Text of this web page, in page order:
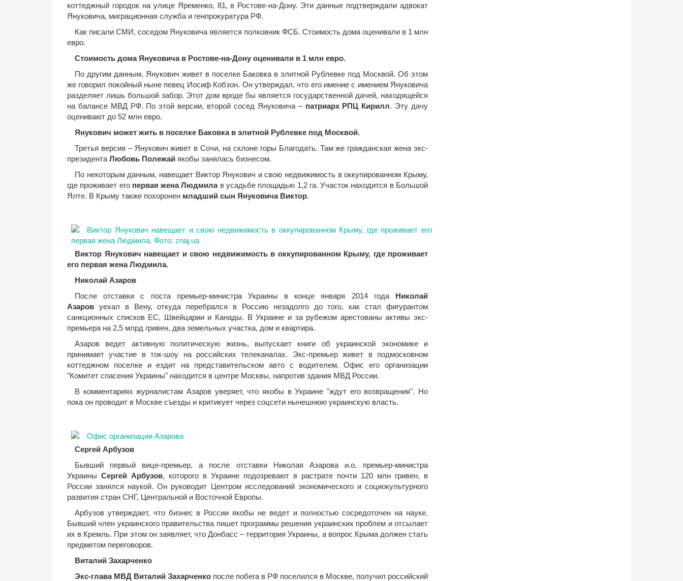
коттеджный городок на улице Яременко, 81, в Ростове-на-Дону. Эти данные подтверждали адвокат
Януковича, миграционная служба и генпрокуратура РФ.
Как писали СМИ, соседом Януковича является полковник ФСБ. Стоимость дома оценивали в 1 млн
евро.
Стоимость дома Януковича в Ростове-на-Дону оценивали в 1 млн евро.
По другим данным, Янукович живет в поселке Баковка в элитной Рублевке под Москвой. Об этом
же говорил покойный ныне певец Иосиф Кобзон. Он утверждал, что его имение с имением Януковича
разделяет лишь большой забор. Этот дом вроде бы является государственной дачей, находящейся
на балансе МВД РФ. По этой версии, второй сосед Януковича – патриарх РПЦ Кирилл. Эту дачу
оценивают до 52 млн евро.
Янукович может жить в поселке Баковка в элитной Рублевке под Москвой.
Третья версия – Янукович живет в Сочи, на склоне горы Благодать. Там же гражданская жена экс-
президента Любовь Полежай якобы занялась бизнесом.
По некоторым данным, навещает Виктор Янукович и свою недвижимость в оккупированном Крыму,
где проживает его первая жена Людмилав усадьбе площадью 1,2 га. Участок находится в Большой
Ялте. В Крыму также похоронен младший сын Януковича Виктор.
Виктор Янукович навещает и свою недвижимость в оккупированном Крыму, где проживает
его первая жена Людмила.
Николай Азаров
После отставки с поста премьер-министра Украины в конце января 2014 года Николай
Азаров уехал в Вену, откуда перебрался в Россию незадолго до того, как стал фигурантом
санкционных списков ЕС, Швейцарии и Канады. В Украине и за рубежом арестованы активы экс-
премьера на 2,5 млрд гривен, два земельных участка, дом и квартира.
Азаров ведет активную политическую жизнь, выпускает книги об украинской экономике и
принимает участие в ток-шоу на российских телеканалах. Экс-премьер живет в подмосковном
коттеджном поселке и ездит на представительском авто с водителем. Офис его организации
"Комитет спасения Украины" находится в центре Москвы, напротив здания МВД России.
В комментариях журналистам Азаров уверяет, что якобы в Украине "ждут его возвращения". Но
пока он проводит в Москве съезды и критикует через соцсети нынешнюю украинскую власть.
Сергей Арбузов
Бывший первый вице-премьер, а после отставки Николая Азарова и.о. премьер-министра
Украины Сергей Арбузов, которого в Украине подозревают в растрате почти 120 млн гривен, в
России занялся наукой. Он руководит Центром исследований экономического и социокультурного
развития стран СНГ, Центральной и Восточной Европы.
Арбузов утверждает, что бизнес в России якобы не ведет и полностью сосредоточен на науке.
Бывший член украинского правительства пишет программы решения украинских проблем и отсылает
их в Кремль. При этом он заявляет, что Донбасс – территория Украины, а вопрос Крыма должен стать
предметом переговоров.
Виталий Захарченко
Экс-глава МВД Виталий Захарченко после побега в РФ поселился в Москве, получил российский